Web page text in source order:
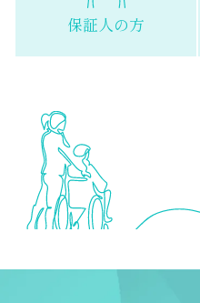
保証人の方